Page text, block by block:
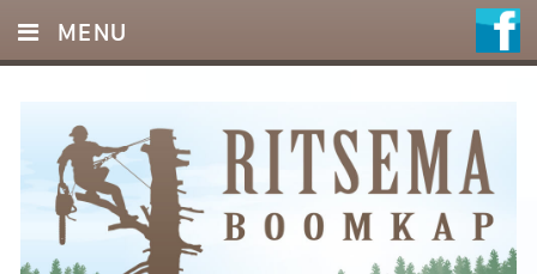
MENU
DIENSTEN
FOTO’S
REFERENTIES